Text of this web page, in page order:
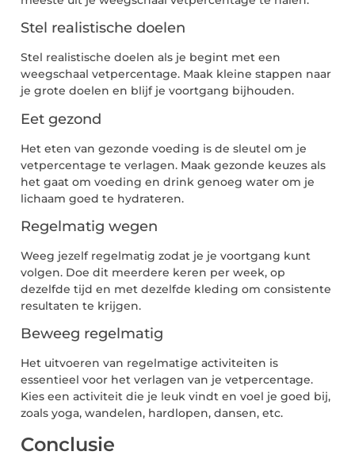
Stel realistische doelen
Stel realistische doelen als je begint met een
weegschaal vetpercentage. Maak kleine stappen naar
je grote doelen en blijf je voortgang bijhouden.
Eet gezond
Het eten van gezonde voeding is de sleutel om je
vetpercentage te verlagen. Maak gezonde keuzes als
het gaat om voeding en drink genoeg water om je
lichaam goed te hydrateren.
Regelmatig wegen
Weeg jezelf regelmatig zodat je je voortgang kunt
volgen. Doe dit meerdere keren per week, op
dezelfde tijd en met dezelfde kleding om consistente
resultaten te krijgen.
Beweeg regelmatig
Het uitvoeren van regelmatige activiteiten is
essentieel voor het verlagen van je vetpercentage.
Kies een activiteit die je leuk vindt en voel je goed bij,
zoals yoga, wandelen, hardlopen, dansen, etc.
Conclusie